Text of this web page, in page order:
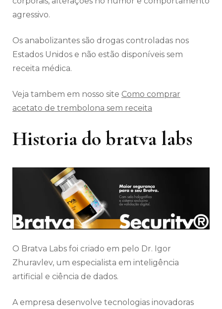
agressivo.
Os anabolizantes são drogas controladas nos
Estados Unidos e não estão disponíveis sem
receita médica.
Veja tambem em nosso site Como comprar
acetato de trembolona sem receita
Historia do bratva labs
O Bratva Labs foi criado em pelo Dr. Igor
Zhuravlev, um especialista em inteligência
artificial e ciência de dados.
A empresa desenvolve tecnologias inovadoras